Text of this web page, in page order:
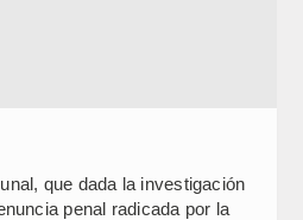
que dada la investigación
penal radicada por la